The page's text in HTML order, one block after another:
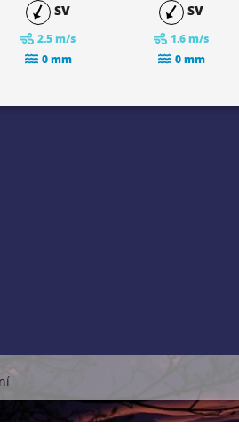
SV
2.5 m/s
0 mm
SV
1.6 m/s
0 mm